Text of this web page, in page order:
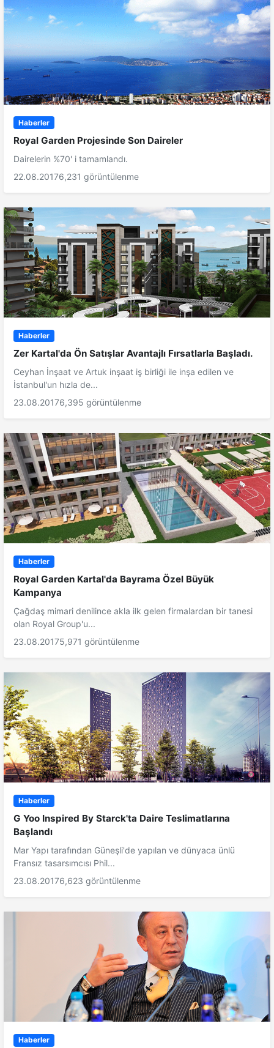
Haberler
Royal Garden Projesinde Son Daireler
Dairelerin %70' i tamamlandı.
22.08.20176,231 görüntülenme
Haberler
Zer Kartal'da Ön Satışlar Avantajlı Fırsatlarla Başladı.
Ceyhan İnşaat ve Artuk inşaat iş birliği ile inşa edilen ve
İstanbul'un hızla de...
23.08.20176,395 görüntülenme
Haberler
Royal Garden Kartal'da Bayrama Özel Büyük
Kampanya
Çağdaş mimari denilince akla ilk gelen firmalardan bir tanesi
olan Royal Group'u...
23.08.20175,971 görüntülenme
Haberler
G Yoo Inspired By Starck'ta Daire Teslimatlarına
Başlandı
Mar Yapı tarafından Güneşli'de yapılan ve dünyaca ünlü
Fransız tasarsımcısı Phil...
23.08.20176,623 görüntülenme
Haberler